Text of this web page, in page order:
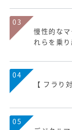
03
慢性的な
れらを乗
04
【 フラり
05